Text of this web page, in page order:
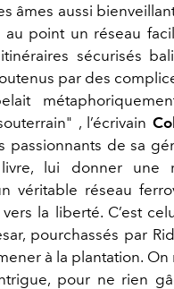
âmes aussi
au point un réseau
sécurisés
par des
, l’écrivain
passionnants de sa
lui donner une
véritable réseau
la liberté. C’est
pourchassés par
à la plantation.
pour ne rien